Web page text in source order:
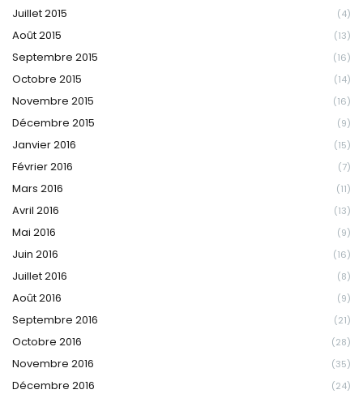
Juillet 2015 (4)
Août 2015 (13)
Septembre 2015 (16)
Octobre 2015 (14)
Novembre 2015 (16)
Décembre 2015 (9)
Janvier 2016 (15)
Février 2016 (7)
Mars 2016 (11)
Avril 2016 (13)
Mai 2016 (9)
Juin 2016 (16)
Juillet 2016 (8)
Août 2016 (9)
Septembre 2016 (21)
Octobre 2016 (28)
Novembre 2016 (35)
Décembre 2016 (24)